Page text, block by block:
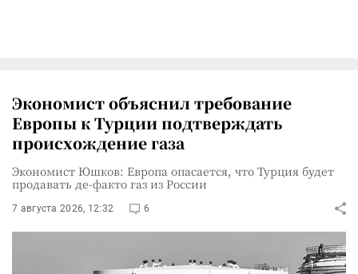
Экономист объяснил требование
Европы к Турции подтверждать
происхождение газа
Экономист Юшков: Европа опасается, что Турция будет
продавать де-факто газ из России
7 августа 2026, 12:32 6